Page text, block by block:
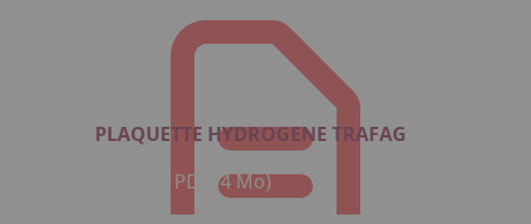
PLAQUETTE HYDROGENE TRAFAG
Format : PDF (4 Mo)